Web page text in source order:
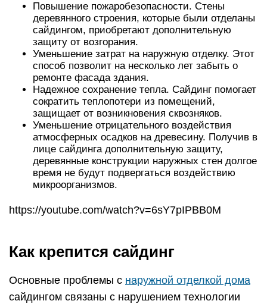
Повышение пожаробезопасности. Стены
деревянного строения, которые были отделаны
сайдингом, приобретают дополнительную
защиту от возгорания.
Уменьшение затрат на наружную отделку. Этот
способ позволит на несколько лет забыть о
ремонте фасада здания.
Надежное сохранение тепла. Сайдинг помогает
сократить теплопотери из помещений,
защищает от возникновения сквозняков.
Уменьшение отрицательного воздействия
атмосферных осадков на древесину. Получив в
лице сайдинга дополнительную защиту,
деревянные конструкции наружных стен долгое
время не будут подвергаться воздействию
микроорганизмов.
https://youtube.com/watch?v=6sY7pIPBB0M
Как крепится сайдинг
Основные проблемы с наружной отделкой дома
сайдингом связаны с нарушением технологии